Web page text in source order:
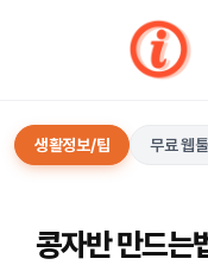
생활정보/팁 무료 웹툴
콩자반 만드는